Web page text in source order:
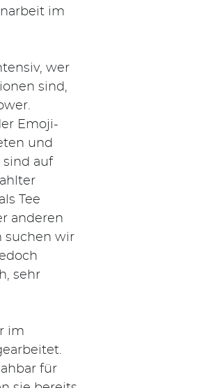
im
wer
sind,
Emoji-
und
sind auf
Tee
anderen
suchen wir
sehr
im
für